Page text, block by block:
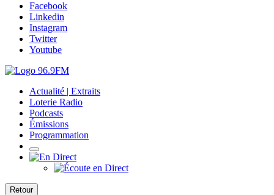
Facebook
Linkedin
Instagram
Twitter
Youtube
Actualité | Extraits
Loterie Radio
Podcasts
Émissions
Programmation
Retour